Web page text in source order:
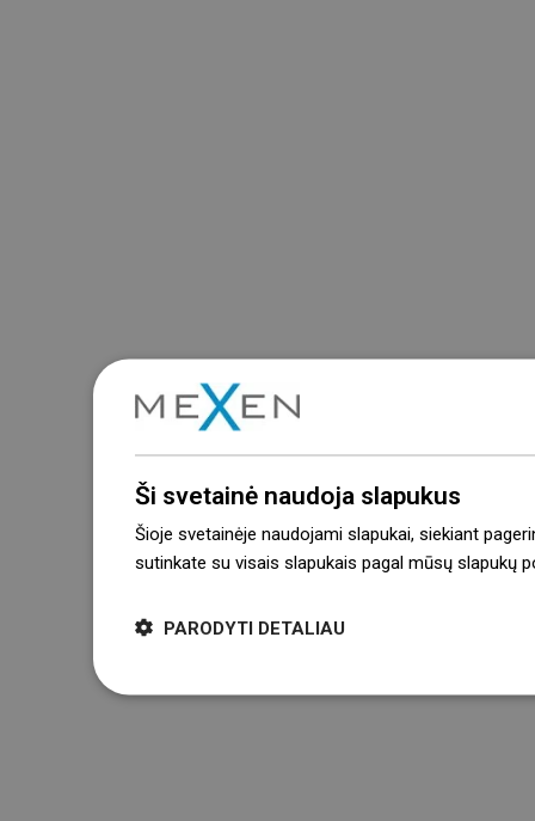
Ši svetainė naudoja slapukus
Šioje svetainėje naudojami slapukai, siekiant
sutinkate su visais slapukais pagal mūsų slapukų
PARODYTI DETALIAU